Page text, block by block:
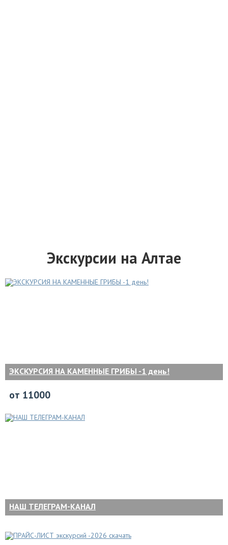
Экскурсии на Алтае
ЭКСКУРСИЯ НА КАМЕННЫЕ ГРИБЫ -1 день!
от 11000
НАШ ТЕЛЕГРАМ-КАНАЛ